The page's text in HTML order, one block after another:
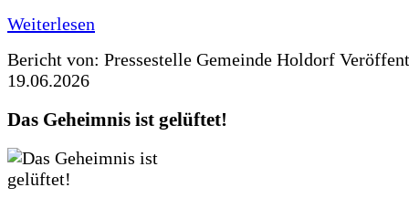
Weiterlesen
Bericht von: Pressestelle Gemeinde Holdorf
19.06.2026
Das Geheimnis ist gelüftet!